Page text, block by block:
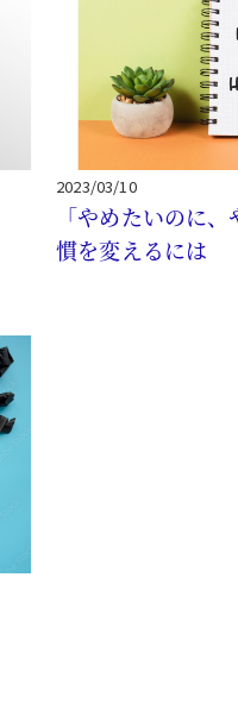
2023/03/10
「やめたいのに
慣を変えるには